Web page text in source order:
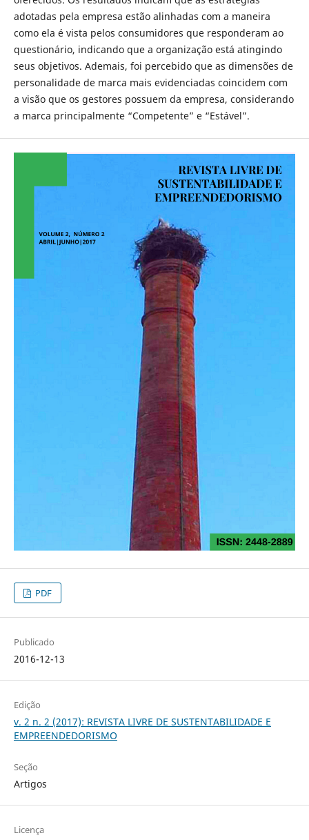
adotadas pela empresa estão alinhadas com a maneira
como ela é vista pelos consumidores que responderam ao
questionário, indicando que a organização está atingindo
seus objetivos. Ademais, foi percebido que as dimensões de
personalidade de marca mais evidenciadas coincidem com
a visão que os gestores possuem da empresa, considerando
a marca principalmente “Competente” e “Estável”.
PDF
Publicado
2016-12-13
Edição
v. 2 n. 2 (2017): REVISTA LIVRE DE SUSTENTABILIDADE E
EMPREENDEDORISMO
Seção
Artigos
Licença